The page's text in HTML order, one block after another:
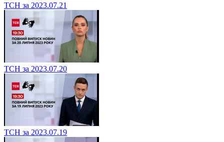
ТСН за 2023.07.21
ТСН за 2023.07.20
ТСН за 2023.07.19